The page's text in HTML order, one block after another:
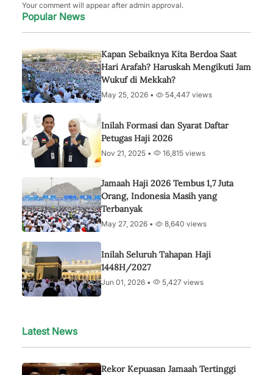
Your comment will appear after admin approval.
Popular News
Kapan Sebaiknya Kita Berdoa Saat
Hari Arafah? Haruskah Mengikuti Jam
Wukuf di Mekkah?
May 25, 2026 • 54,447 views
Inilah Formasi dan Syarat Daftar
Petugas Haji 2026
Nov 21, 2025 • 16,815 views
Jamaah Haji 2026 Tembus 1,7 Juta
Orang, Indonesia Masih yang
Terbanyak
May 27, 2026 • 8,640 views
Inilah Seluruh Tahapan Haji
1448H/2027
Jun 01, 2026 • 5,427 views
Latest News
Rekor Kepuasan Jamaah Tertinggi